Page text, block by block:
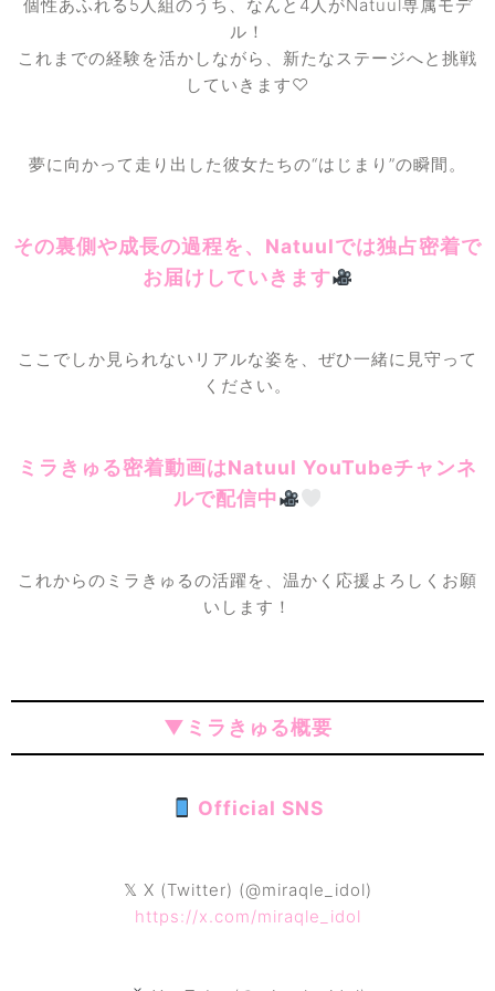
個性あふれる5人組のうち、なんと4人がNatuul専属モデ
ル！
これまでの経験を活かしながら、新たなステージへと挑戦
していきます♡
夢に向かって走り出した彼女たちの“はじまり”の瞬間。
その裏側や成長の過程を、Natuulでは独占密着で
お届けしていきます
ここでしか見られないリアルな姿を、ぜひ一緒に見守って
ください。
ミラきゅる密着動画はNatuul YouTubeチャンネ
ルで配信中
これからのミラきゅるの活躍を、温かく応援よろしくお願
いします！
▼ミラきゅる概要
Official SNS
𝕏 X (Twitter) (@miraqle_idol)
https://x.com/miraqle_idol